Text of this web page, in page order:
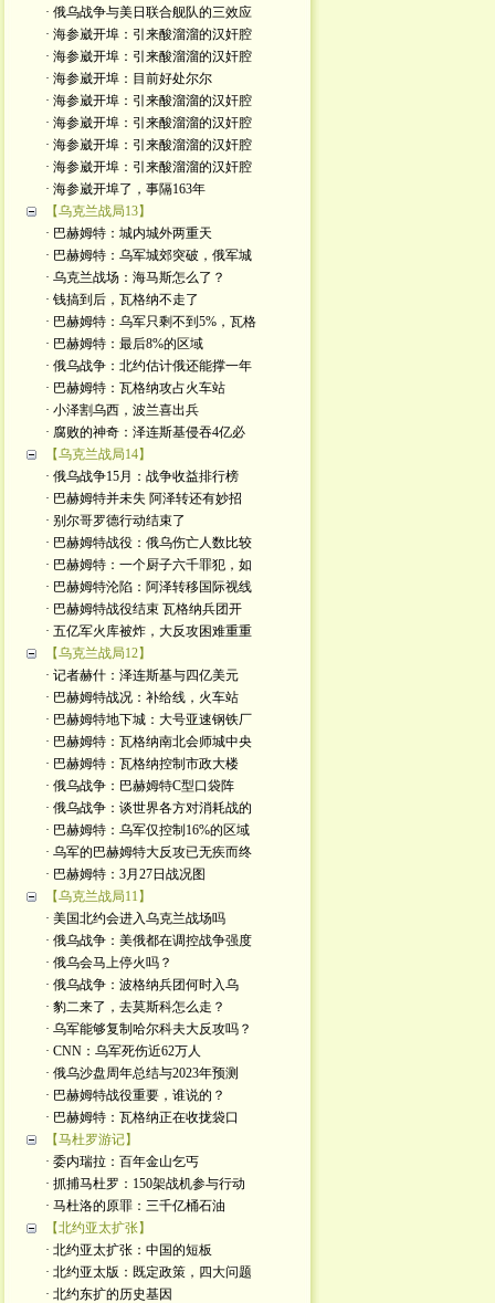
· 俄乌战争与美日联合舰队的三效应
· 海参崴开埠：引来酸溜溜的汉奸腔
· 海参崴开埠：引来酸溜溜的汉奸腔
· 海参崴开埠：目前好处尔尔
· 海参崴开埠：引来酸溜溜的汉奸腔
· 海参崴开埠：引来酸溜溜的汉奸腔
· 海参崴开埠：引来酸溜溜的汉奸腔
· 海参崴开埠：引来酸溜溜的汉奸腔
· 海参崴开埠了，事隔163年
【乌克兰战局13】
· 巴赫姆特：城内城外两重天
· 巴赫姆特：乌军城郊突破，俄军城
· 乌克兰战场：海马斯怎么了？
· 钱搞到后，瓦格纳不走了
· 巴赫姆特：乌军只剩不到5%，瓦格
· 巴赫姆特：最后8%的区域
· 俄乌战争：北约估计俄还能撑一年
· 巴赫姆特：瓦格纳攻占火车站
· 小泽割乌西，波兰喜出兵
· 腐败的神奇：泽连斯基侵吞4亿必
【乌克兰战局14】
· 俄乌战争15月：战争收益排行榜
· 巴赫姆特并未失 阿泽转还有妙招
· 别尔哥罗德行动结束了
· 巴赫姆特战役：俄乌伤亡人数比较
· 巴赫姆特：一个厨子六千罪犯，如
· 巴赫姆特沦陷：阿泽转移国际视线
· 巴赫姆特战役结束 瓦格纳兵团开
· 五亿军火库被炸，大反攻困难重重
【乌克兰战局12】
· 记者赫什：泽连斯基与四亿美元
· 巴赫姆特战况：补给线，火车站
· 巴赫姆特地下城：大号亚速钢铁厂
· 巴赫姆特：瓦格纳南北会师城中央
· 巴赫姆特：瓦格纳控制市政大楼
· 俄乌战争：巴赫姆特C型口袋阵
· 俄乌战争：谈世界各方对消耗战的
· 巴赫姆特：乌军仅控制16%的区域
· 乌军的巴赫姆特大反攻已无疾而终
· 巴赫姆特：3月27日战况图
【乌克兰战局11】
· 美国北约会进入乌克兰战场吗
· 俄乌战争：美俄都在调控战争强度
· 俄乌会马上停火吗？
· 俄乌战争：波格纳兵团何时入乌
· 豹二来了，去莫斯科怎么走？
· 乌军能够复制哈尔科夫大反攻吗？
· CNN：乌军死伤近62万人
· 俄乌沙盘周年总结与2023年预测
· 巴赫姆特战役重要，谁说的？
· 巴赫姆特：瓦格纳正在收拢袋口
【马杜罗游记】
· 委内瑞拉：百年金山乞丐
· 抓捕马杜罗：150架战机参与行动
· 马杜洛的原罪：三千亿桶石油
【北约亚太扩张】
· 北约亚太扩张：中国的短板
· 北约亚太版：既定政策，四大问题
· 北约东扩的历史基因